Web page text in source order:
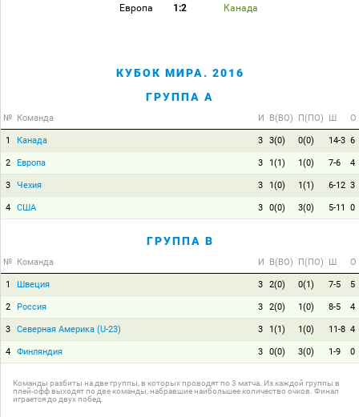
Европа 1:2 Канада
КУБОК МИРА. 2016
ГРУППА A
№ Команда И В(ВО) П(ПО) Ш О
1 Канада 3 3(0) 0(0) 14-3 6
2 Европа 3 1(1) 1(0) 7-6 4
3 Чехия 3 1(0) 1(1) 6-12 3
4 США 3 0(0) 3(0) 5-11 0
ГРУППА B
№ Команда И В(ВО) П(ПО) Ш О
1 Швеция 3 2(0) 0(1) 7-5 5
2 Россия 3 2(0) 1(0) 8-5 4
3 Северная Америка (U-23) 3 1(1) 1(0) 11-8 4
4 Финляндия 3 0(0) 3(0) 1-9 0
Команды разбиты на две группы, в которых проводят по 3 матча. Из каждой группы в
плей-офф выходят по две команды, набравшие наибольшее количество очков. Финал
играется до двух побед.